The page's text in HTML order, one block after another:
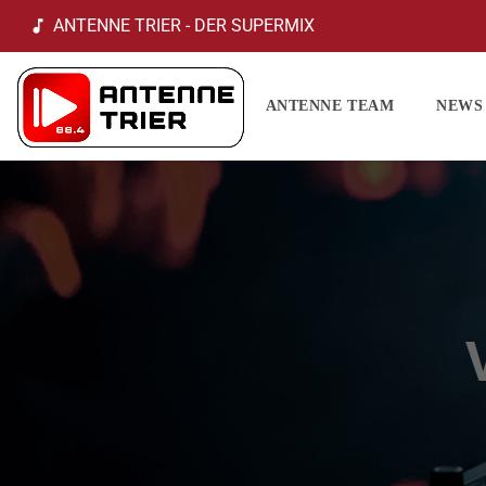
music_note ANTENNE TRIER - DER SUPERMIX
ANTENNE TEAM NEWS